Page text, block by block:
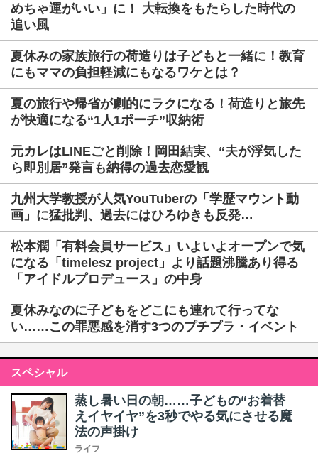
めちゃ運がいい」に！ 大転換をもたらした時代の
追い風
夏休みの家族旅行の荷造りは子どもと一緒に！教育
にもママの負担軽減にもなるワケとは？
夏の旅行や帰省が劇的にラクになる！荷造りと旅先
が快適になる“1人1ポーチ”収納術
元カレはLINEごと削除！岡田結実、“夫が浮気した
ら即別居”発言も納得の過去恋愛観
九州大学教授が人気YouTuberの「学歴マウント動
画」に猛批判、過去にはひろゆきも反発…
松本潤「有料会員サービス」いよいよオープンで気
になる「timelesz project」より話題沸騰あり得る
「アイドルプロデュース」の中身
夏休みなのに子どもをどこにも連れて行ってな
い……この罪悪感を消す3つのプチプラ・イベント
スペシャル
蒸し暑い日の朝……子どもの“お着替
えイヤイヤ”を3秒でやる気にさせる魔
法の声掛け
ライフ